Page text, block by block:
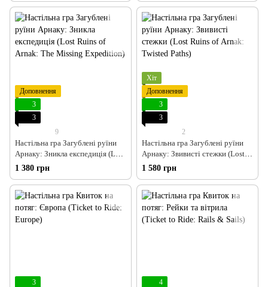
Доповнення
3
3
9
Настільна гра Загублені руїни
Арнаку: Зникла експедиція (Lost
Ruins of Arnak: The Missing
Expedition)
1 380 грн
Хіт
Доповнення
3
3
2
Настільна гра Загублені руїни
Арнаку: Звивисті стежки (Lost
Ruins of Arnak: Twisted Paths)
1 580 грн
3
4